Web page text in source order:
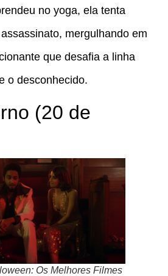
no yoga, ela tenta
mergulhando em
que desafia a linha
o desconhecido.
(20 de
Os Melhores Filmes